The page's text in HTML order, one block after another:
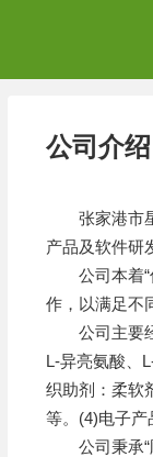
公司介绍
张家港市星
产品及软件研
公司本着“信
作，以满足不
公司主要经
L-异亮氨酸、
织助剂：柔软
等。(4)电子
公司秉承“顾